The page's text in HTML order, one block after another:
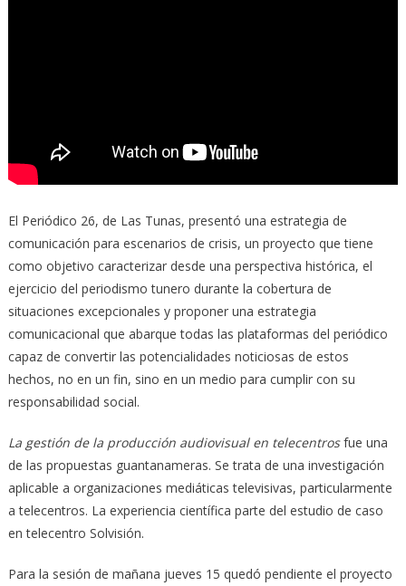
El Periódico 26, de Las Tunas, presentó una estrategia de
comunicación para escenarios de crisis, un proyecto que tiene
como objetivo caracterizar desde una perspectiva histórica, el
ejercicio del periodismo tunero durante la cobertura de
situaciones excepcionales y proponer una estrategia
comunicacional que abarque todas las plataformas del periódico
capaz de convertir las potencialidades noticiosas de estos
hechos, no en un fin, sino en un medio para cumplir con su
responsabilidad social.
La gestión de la producción audiovisual en telecentrosfue una
de las propuestas guantanameras. Se trata de una investigación
aplicable a organizaciones mediáticas televisivas, particularmente
a telecentros. La experiencia científica parte del estudio de caso
en telecentro Solvisión.
Para la sesión de mañana jueves 15 quedó pendiente el proyecto